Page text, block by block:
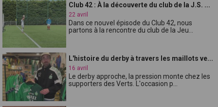
Club 42 : À la découverte du club de la J.S. ...
22 avril
Dans ce nouvel épisode du Club 42, nous
partons à la rencontre du club de la Jeu...
L'histoire du derby à travers les maillots ve...
16 avril
Le derby approche, la pression monte chez les
supporters des Verts. L'occasion p...